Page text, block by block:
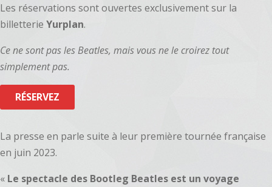
Les réservations sont ouvertes exclusivement sur la
billetterie Yurplan.
Ce ne sont pas les Beatles, mais vous ne le croirez tout
simplement pas.
RÉSERVEZ
La presse en parle suite à leur première tournée française
en juin 2023.
« Le spectacle des Bootleg Beatles est un voyage